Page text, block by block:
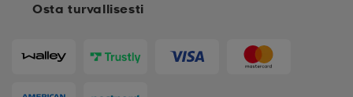
Osta turvallisesti